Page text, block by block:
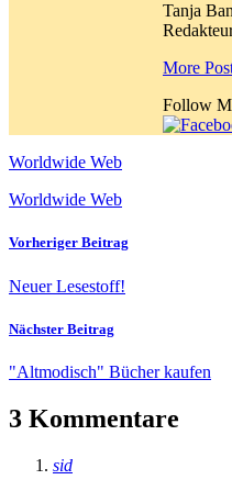
Tanja
More
Follow
Worldwide Web
Worldwide Web
Vorheriger Beitrag
Neuer Lesestoff!
Nächster Beitrag
"Altmodisch" Bücher kaufen
3 Kommentare
sid